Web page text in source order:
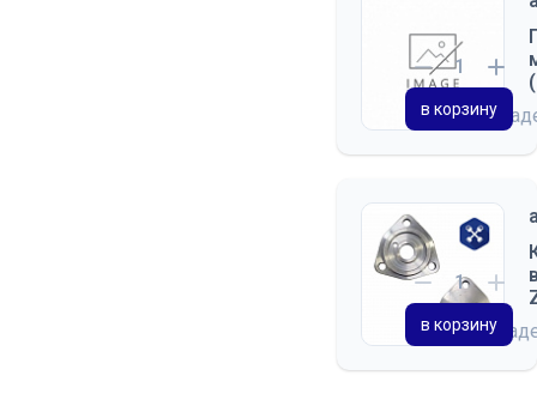
на
в корзину
на
в корзину